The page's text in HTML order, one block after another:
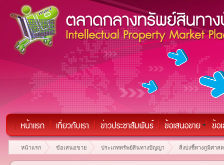
หน้าแรก ข้อเสนอขาย ประเภททรัพย์สินทางปัญญา สิ่งบ่งชี้ทางภูมิศาส